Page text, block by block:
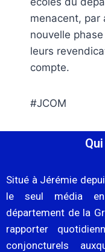
menacent, par
nouvelle
leurs
compte.
#JCOM
Situé à Jérémie
le seul média en
département de la
rapporter
conjoncturels